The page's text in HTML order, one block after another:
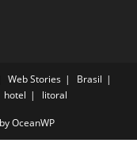
Web Stories
Brasil
hotel litoral
OceanWP